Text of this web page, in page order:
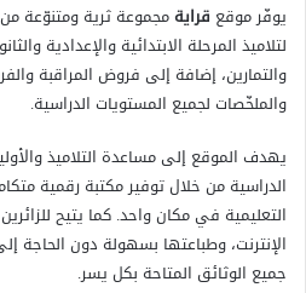
يوفّر موقع قرايةمجموعة ثرية ومتنوّعة من
لتلاميذ المرحلة الابتدائية والإعدادية
والتمارين، إضافة إلى فروض المراقبة
والملخّصات لجميع المستويات الدراسية.
يهدف الموقع إلى مساعدة التلاميذ
الدراسية من خلال توفير مكتبة رقمية
التعليمية في مكان واحد. كما يتيح
الإنترنت، وطباعتها بسهولة دون الحاجة
جميع الوثائق المتاحة بكل يسر.